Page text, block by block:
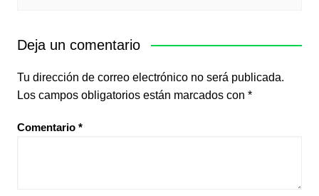
Deja un comentario
Tu dirección de correo electrónico no será publicada.
Los campos obligatorios están marcados con *
Comentario *